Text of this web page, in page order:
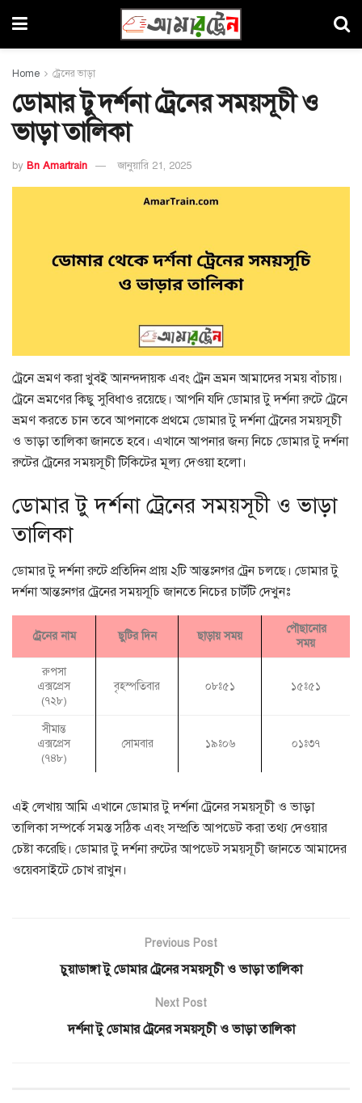
Home ট্রেনের ভাড়া
ডোমার টু দর্শনা ট্রেনের সময়সূচী ও
ভাড়া তালিকা
by Bn Amartrain জানুয়ারি 21, 2025
ট্রেনে ভ্রমণ করা খুবই আনন্দদায়ক এবং ট্রেন ভ্রমন আমাদের সময় বাঁচায়।
ট্রেনে ভ্রমণের কিছু সুবিধাও রয়েছে। আপনি যদি ডোমার টু দর্শনা রুটে ট্রেনে
ভ্রমণ করতে চান তবে আপনাকে প্রথমে ডোমার টু দর্শনা ট্রেনের সময়সূচী
ও ভাড়া তালিকা জানতে হবে। এখানে আপনার জন্য নিচে ডোমার টু দর্শনা
রুটের ট্রেনের সময়সূচী টিকিটের মূল্য দেওয়া হলো।
ডোমার টু দর্শনা ট্রেনের সময়সূচী ও ভাড়া
তালিকা
ডোমার টু দর্শনা রুটে প্রতিদিন প্রায় ২টি আন্তঃনগর ট্রেন চলছে। ডোমার টু
দর্শনা আন্তঃনগর ট্রেনের সময়সূচি জানতে নিচের চার্টটি দেখুনঃ
ট্রেনের নাম ছুটির দিন ছাড়ায় সময়
পৌছানোর
সময়
রুপসা
এক্সপ্রেস
(৭২৮)
বৃহস্পতিবার ০৮ঃ৫১ ১৫ঃ৫১
সীমান্ত
এক্সপ্রেস
(৭৪৮)
সোমবার ১৯ঃ০৬ ০১ঃ৩৭
এই লেখায় আমি এখানে ডোমার টু দর্শনা ট্রেনের সময়সূচী ও ভাড়া
তালিকা সম্পর্কে সমস্ত সঠিক এবং সম্প্রতি আপডেট করা তথ্য দেওয়ার
চেষ্টা করেছি। ডোমার টু দর্শনা রুটের আপডেট সময়সূচী জানতে আমাদের
ওয়েবসাইটে চোখ রাখুন।
Previous Post
চুয়াডাঙ্গা টু ডোমার ট্রেনের সময়সূচী ও ভাড়া তালিকা
Next Post
দর্শনা টু ডোমার ট্রেনের সময়সূচী ও ভাড়া তালিকা